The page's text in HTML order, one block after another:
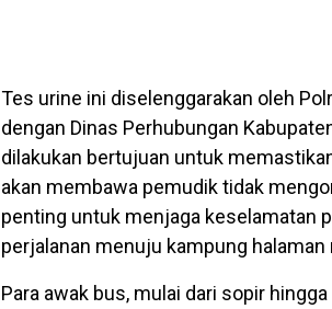
Tes urine ini diselenggarakan oleh
dengan Dinas Perhubungan
dilakukan bertujuan untuk
akan membawa pemudik tidak
penting untuk menjaga keselamatan
perjalanan menuju kampung
Para awak bus, mulai dari sopir